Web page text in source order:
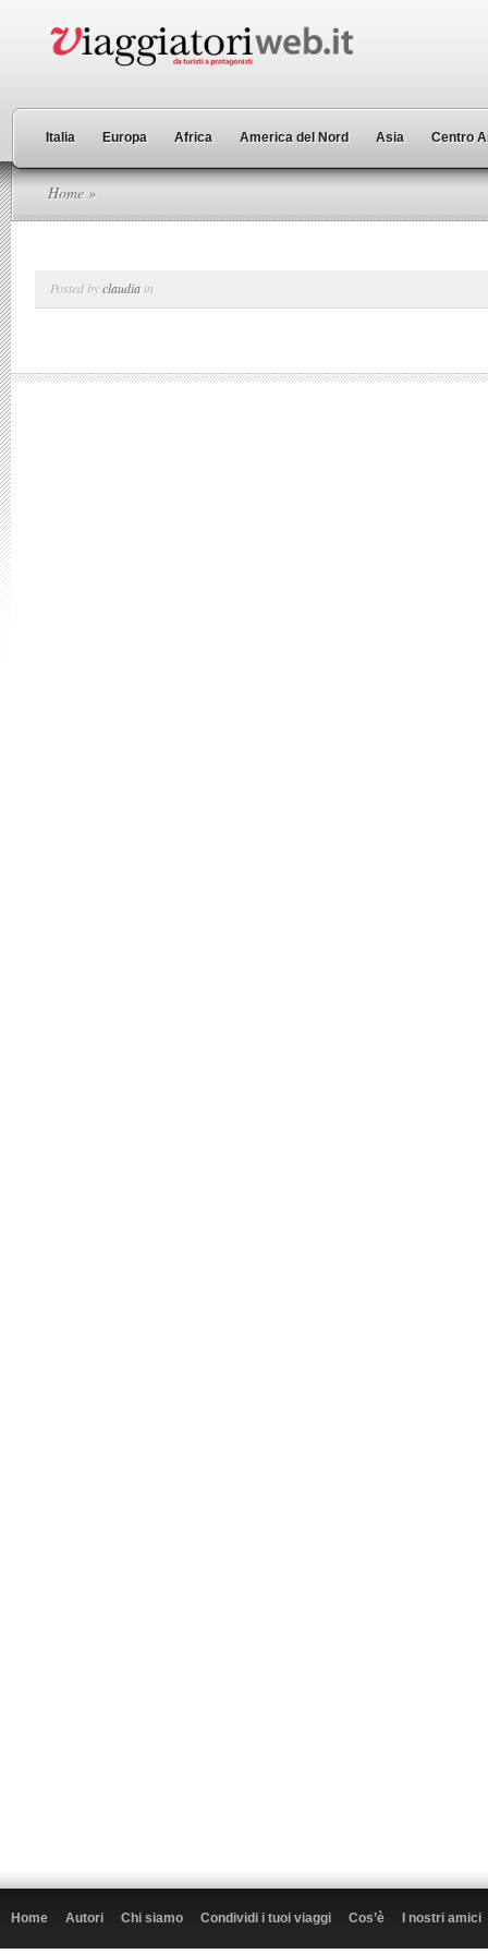
Italia Europa Africa America del Nord Asia Centro
Home »
Posted byclaudia in
Home Autori Chi siamo Condividi i tuoi viaggi Cos’è I nostri amici